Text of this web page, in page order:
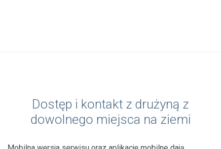
Dostęp i kontakt z drużyną z
dowolnego miejsca na ziemi